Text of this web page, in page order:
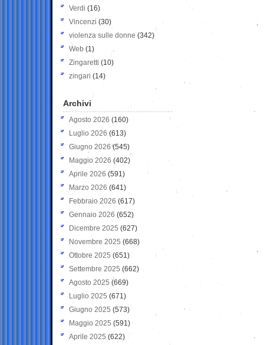
Verdi (16)
Vincenzi (30)
violenza sulle donne (342)
Web (1)
Zingaretti (10)
zingari (14)
Archivi
Agosto 2026 (160)
Luglio 2026 (613)
Giugno 2026 (545)
Maggio 2026 (402)
Aprile 2026 (591)
Marzo 2026 (641)
Febbraio 2026 (617)
Gennaio 2026 (652)
Dicembre 2025 (627)
Novembre 2025 (668)
Ottobre 2025 (651)
Settembre 2025 (662)
Agosto 2025 (669)
Luglio 2025 (671)
Giugno 2025 (573)
Maggio 2025 (591)
Aprile 2025 (622)